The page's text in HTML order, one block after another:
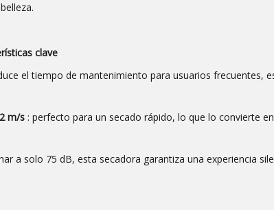
clave
el tiempo de mantenimiento para usuarios frecuentes,
m/s : perfecto para un secado rápido, lo que lo convierte
a solo 75 dB, esta secadora garantiza una experiencia